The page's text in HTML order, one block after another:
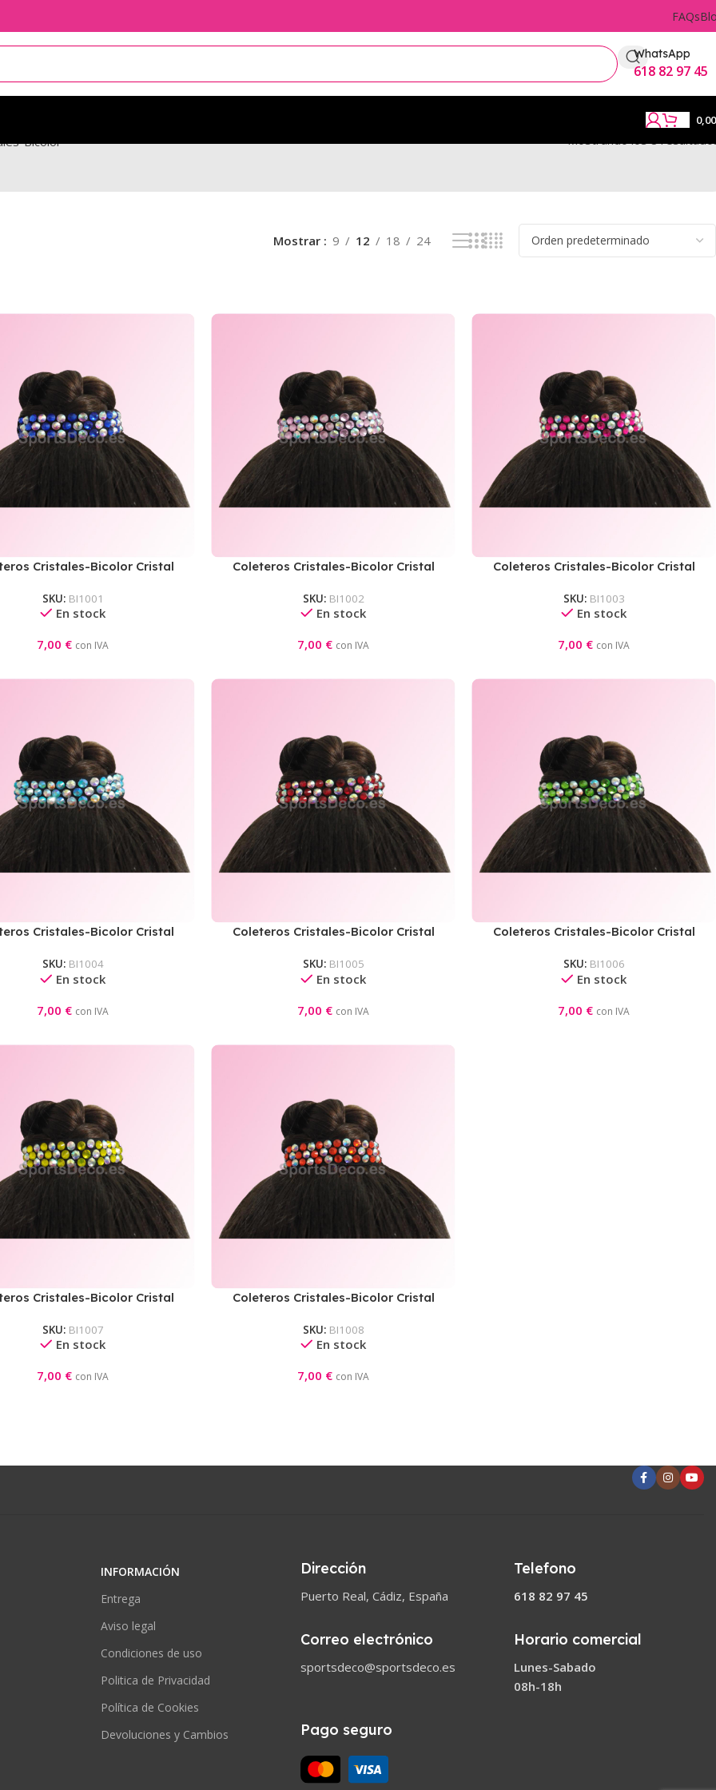
FAQs
WhatsApp
618 82 97 45
Bicolor
Mostrar 9 12 18 24
Cristales-Bicolor Cristal
SKU: BI1001
En stock
7,00 € con IVA
Coleteros Cristales-Bicolor Cristal
SKU: BI1002
En stock
7,00 € con IVA
Coleteros Cristales-Bicolor Cristal
SKU: BI1003
En stock
7,00 € con IVA
Cristales-Bicolor Cristal
SKU: BI1004
En stock
7,00 € con IVA
Coleteros Cristales-Bicolor Cristal
SKU: BI1005
En stock
7,00 € con IVA
Coleteros Cristales-Bicolor Cristal
SKU: BI1006
En stock
7,00 € con IVA
Cristales-Bicolor Cristal
SKU: BI1007
En stock
7,00 € con IVA
Coleteros Cristales-Bicolor Cristal
SKU: BI1008
En stock
7,00 € con IVA
INFORMACIÓN
Entrega
Aviso legal
Condiciones de uso
Politica de Privacidad
Política de Cookies
Devoluciones y Cambios
Dirección
Puerto Real, Cádiz, España
Correo electrónico
sportsdeco@sportsdeco.es
Telefono
618 82 97 45
Horario comercial
Lunes-Sabado
08h-18h
Pago seguro